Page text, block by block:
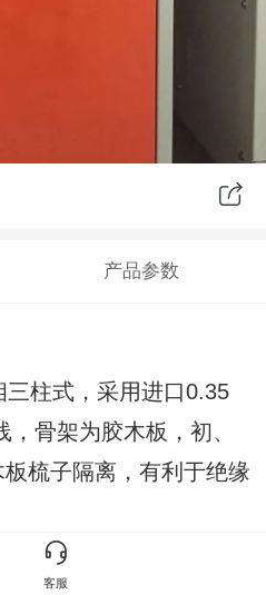
产品参数
三柱式，采用进口0.35
骨架为胶木板，初、
梳子隔离，有利于绝缘
观大方，铁皮
客服